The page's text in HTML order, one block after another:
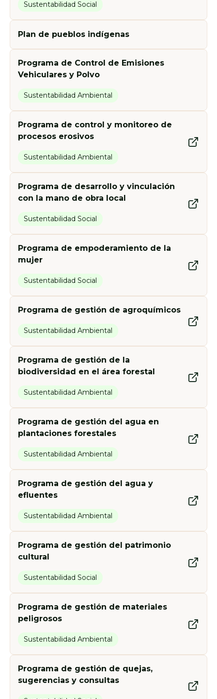
Programas desarrollados:
Categorías de Amenaza:
Programas desarrollados:
registro civil en las comunidades
indígenas.
Programas desarrollados:
de Paracel y organizaciones aliadas
en la implementación de
programas sociales.
Programas desarrollados:
Sustentabilidad Social
Plan de pueblos indígenas
Programa de Control de Emisiones
Vehiculares y Polvo
Sustentabilidad Ambiental
Programa de control y monitoreo de
procesos erosivos
Sustentabilidad Ambiental
Programa de desarrollo y vinculación
con la mano de obra local
Sustentabilidad Social
Programa de empoderamiento de la
mujer
Sustentabilidad Social
Programa de gestión de agroquímicos
Sustentabilidad Ambiental
Programa de gestión de la
biodiversidad en el área forestal
Sustentabilidad Ambiental
Programa de gestión del agua en
plantaciones forestales
Sustentabilidad Ambiental
Programa de gestión del agua y
efluentes
Sustentabilidad Ambiental
Programa de gestión del patrimonio
cultural
Sustentabilidad Social
Programa de gestión de materiales
peligrosos
Sustentabilidad Ambiental
Programa de gestión de quejas,
sugerencias y consultas